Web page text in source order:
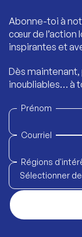
Abonne-toi à
cœur de l’action
inspirantes et
Dès
inoubliables… à
Prénom
Courriel
Régions
Sélectionner